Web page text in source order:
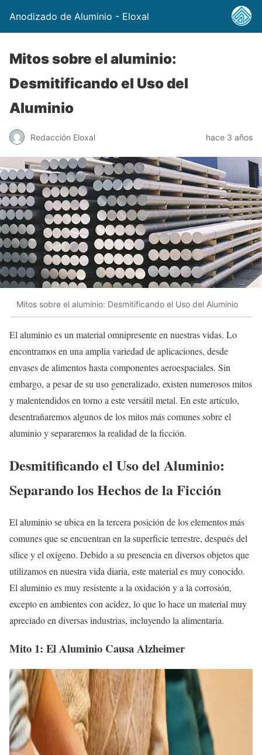
Anodizado de Aluminio - Eloxal
Mitos sobre el aluminio:
Desmitificando el Uso del
Aluminio
Redacción Eloxal hace 3 años
Mitos sobre el aluminio: Desmitificando el Uso del Aluminio
El aluminio es un material omnipresente en nuestras vidas. Lo
encontramos en una amplia variedad de aplicaciones, desde
envases de alimentos hasta componentes aeroespaciales. Sin
embargo, a pesar de su uso generalizado, existen numerosos mitos
y malentendidos en torno a este versátil metal. En este artículo,
desentrañaremos algunos de los mitos más comunes sobre el
aluminio y separaremos la realidad de la ficción.
Desmitificando el Uso del Aluminio:
Separando los Hechos de la Ficción
El aluminio se ubica en la tercera posición de los elementos más
comunes que se encuentran en la superficie terrestre, después del
sílice y el oxígeno. Debido a su presencia en diversos objetos que
utilizamos en nuestra vida diaria, este material es muy conocido.
El aluminio es muy resistente a la oxidación y a la corrosión,
excepto en ambientes con acidez, lo que lo hace un material muy
apreciado en diversas industrias, incluyendo la alimentaria.
Mito 1: El Aluminio Causa Alzheimer